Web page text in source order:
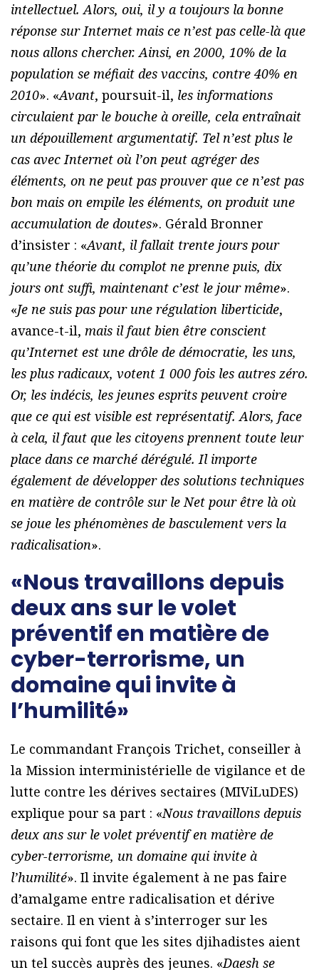
intellectuel. Alors, oui, il y a toujours la bonne
réponse sur Internet mais ce n’est pas celle-là que
nous allons chercher. Ainsi, en 2000, 10% de la
population se méfiait des vaccins, contre 40% en
2010». «Avant, poursuit-il, les informations
circulaient par le bouche à oreille, cela entraînait
un dépouillement argumentatif. Tel n’est plus le
cas avec Internet où l’on peut agréger des
éléments, on ne peut pas prouver que ce n’est pas
bon mais on empile les éléments, on produit une
accumulation de doutes». Gérald Bronner
d’insister : «Avant, il fallait trente jours pour
qu’une théorie du complot ne prenne puis, dix
jours ont suffi, maintenant c’est le jour même».
«Je ne suis pas pour une régulation liberticide,
avance-t-il, mais il faut bien être conscient
qu’Internet est une drôle de démocratie, les uns,
les plus radicaux, votent 1 000 fois les autres zéro.
Or, les indécis, les jeunes esprits peuvent croire
que ce qui est visible est représentatif. Alors, face
à cela, il faut que les citoyens prennent toute leur
place dans ce marché dérégulé. Il importe
également de développer des solutions techniques
en matière de contrôle sur le Net pour être là où
se joue les phénomènes de basculement vers la
radicalisation».
«Nous travaillons depuis
deux ans sur le volet
préventif en matière de
cyber-terrorisme, un
domaine qui invite à
l’humilité»
Le commandant François Trichet, conseiller à
la Mission interministérielle de vigilance et de
lutte contre les dérives sectaires (MIViLuDES)
explique pour sa part : «Nous travaillons depuis
deux ans sur le volet préventif en matière de
cyber-terrorisme, un domaine qui invite à
l’humilité». Il invite également à ne pas faire
d’amalgame entre radicalisation et dérive
sectaire. Il en vient à s’interroger sur les
raisons qui font que les sites djihadistes aient
un tel succès auprès des jeunes. «Daesh se